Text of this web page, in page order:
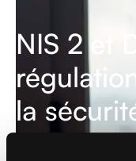
NIS 2 et
la